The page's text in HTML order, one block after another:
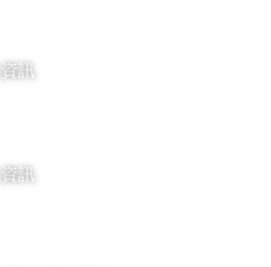
訊
訊